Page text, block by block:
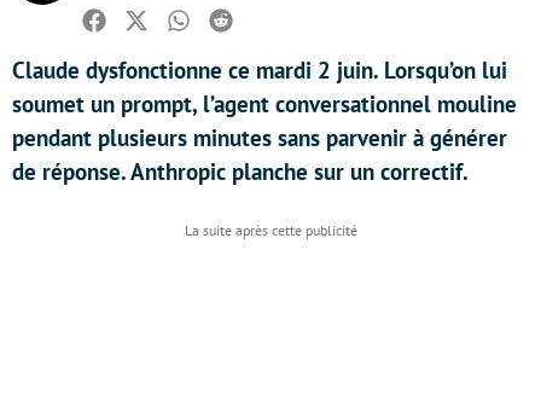
Facebook
TwitterWhatsapp
Reddit
Claude dysfonctionne ce mardi 2 juin. Lorsqu’on lui
soumet un prompt, l’agent conversationnel mouline
pendant plusieurs minutes sans parvenir à générer
de réponse. Anthropic planche sur un correctif.